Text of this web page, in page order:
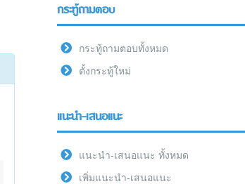
กระทู้ถามตอบ
กระทู้ถามตอบทั้งหมด
ตั้งกระทู้ใหม่
แนะนำ-เสนอแนะ
แนะนำ-เสนอแนะ ทั้งหมด
เพิ่มแนะนำ-เสนอแนะ